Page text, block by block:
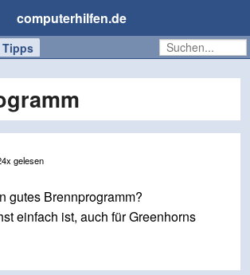
computerhilfen.de
Tipps
gelesen
gutes Brennprogramm?
einfach ist, auch für Greenhorns